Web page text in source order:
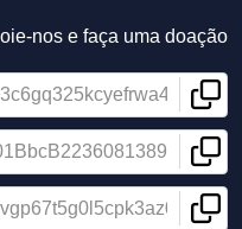
nos e faça uma doação